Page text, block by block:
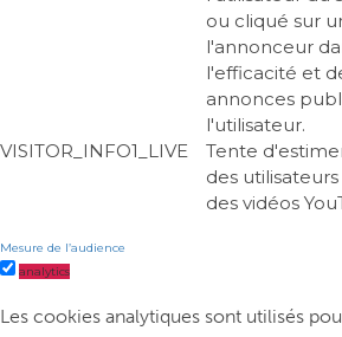
ou cliqué sur
l'annonceur
l'efficacité et
annonces
l'utilisateur.
VISITOR_INFO1_LIVE
Tente
des
des vidéos
Mesure de l’audience
analytics
Les cookies analytiques sont utilisés